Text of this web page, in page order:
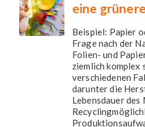
eine
Beispiel: Papier
Frage nach der
Folien- und
ziemlich komplex
verschiedenen
darunter die
Lebensdauer